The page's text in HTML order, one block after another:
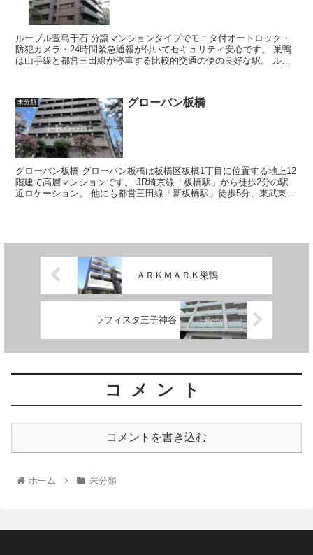
ルーブル豊島千石 分譲マンションタイプでモニタ付オートロック・
防犯カメラ・24時間緊急通報が付いてセキュリティ安心です。 巣鴨
は山手線と都営三田線が停車する比較的交通の便の良好な駅。 ルー
未分類 グローバン板橋
グローバン板橋 グローバン板橋は板橋区板橋1丁目に位置する地上12
階建て高層マンションです。 JR埼京線「板橋駅」から徒歩2分の駅
近ロケーション。 他にも都営三田線「新板橋駅」徒歩5分、東武東上
ＡＲＫＭＡＲＫ巣鴨
ラフィスタ王子神谷
コメント
コメントを書き込む
ホーム 未分類